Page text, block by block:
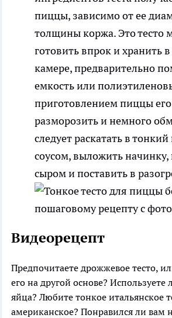
пиццы, зависимо от ее
толщины коржа. Это тесто
готовить впрок и хранить
камере, предварительно
емкость или
приготовлением пиццы
разморозить и немного
следует раскатать в тонкий
соусом, выложить начинку,
сыром и поставить в
Видеорецепт
Предпочитаете дрожжевое тесто,
его на другой основе? Используете
яйца? Любите тонкое итальянское
американское? Понравился ли вам